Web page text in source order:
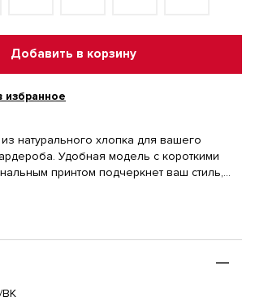
Добавить в корзину
избранное
натурального хлопка для вашего
Удобная модель с короткими
принтом подчеркнет ваш стиль,